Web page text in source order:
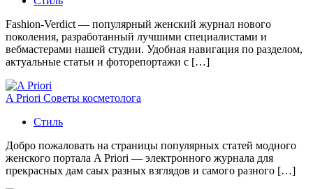
Fashion-Verdict — популярный женский журнал нового
поколения, разработанный лучшими специалистами и
вебмастерами нашей студии. Удобная навигация по разделом,
актуальные статьи и фоторепортажи с […]
A Priori Советы косметолога
Стиль
Добро пожаловать на страницы популярных статей модного
женского портала A Priori — электронного журнала для
прекрасных дам саых разных взглядов и самого разного […]